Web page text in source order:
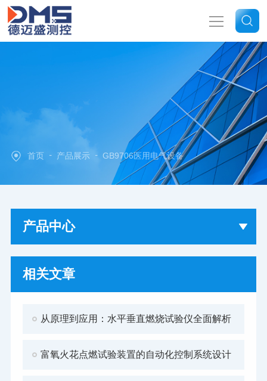
产品中心
新闻中心
联系我们
首页 - 产品展示 - GB9706医用电气设备
产品中心
相关文章
从原理到应用：水平垂直燃烧试验仪全面解析
富氧火花点燃试验装置的自动化控制系统设计